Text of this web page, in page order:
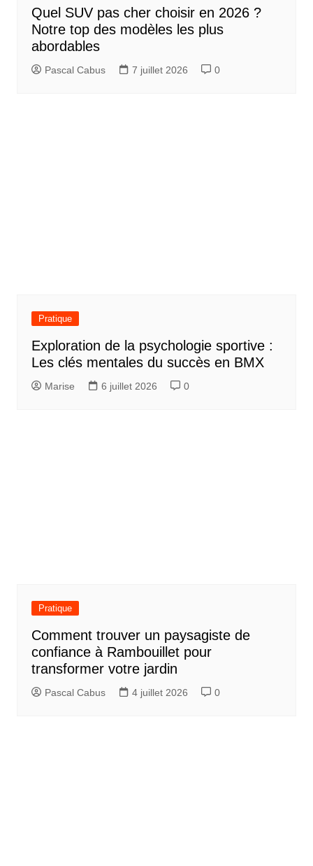
Quel SUV pas cher choisir en 2026 ?
Notre top des modèles les plus
abordables
Pascal Cabus 7 juillet 2026 0
Pratique
Exploration de la psychologie sportive :
Les clés mentales du succès en BMX
Marise 6 juillet 2026 0
Pratique
Comment trouver un paysagiste de
confiance à Rambouillet pour
transformer votre jardin
Pascal Cabus 4 juillet 2026 0